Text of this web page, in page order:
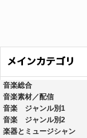
音楽総合
音楽素材／配信
音楽 ジャンル別1
音楽 ジャンル別2
楽器とミュージシャン